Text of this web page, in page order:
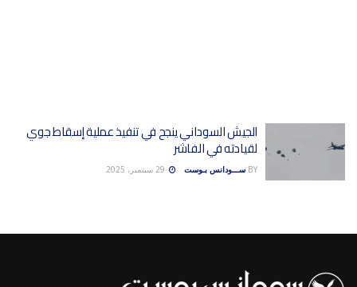
الجيش السوداني ينجح في تنفيذ عملية إسقاط جوي
لقيادته في الفاشر
BY ســـودانس بـوست